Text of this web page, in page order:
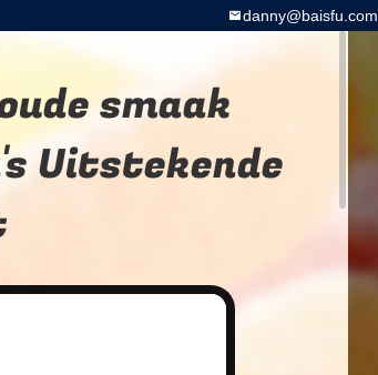
danny@baisfu.com
smaak
Uitstekende